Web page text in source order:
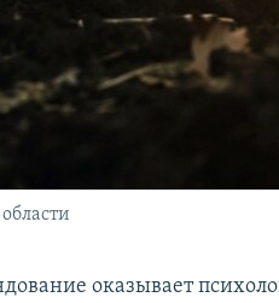
оказывает